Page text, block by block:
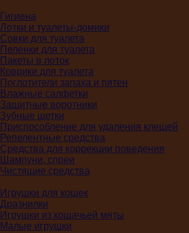
Гигиена
Лотки и туалеты-домики
Совки для туалета
Пеленки для туалета
Пакеты в лоток
Коврики для туалета
Поглотители запаха и пятен
Влажные салфетки
Защитные воротники
Зубные щетки
Приспособление для удаления клещей
Репелентные средства
Средства для коррекции поведения
Шампуни, спреи
Чистящие средства
Игрушки для кошек
Дразнилки
Игрушки из кошачьей мяты
Малые игрушки